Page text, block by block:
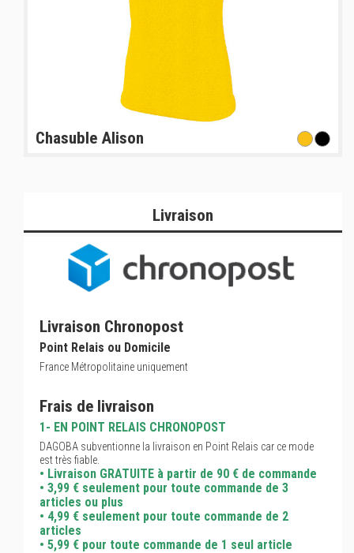
Chasuble Alison
Livraison
Livraison Chronopost
Point Relais ou Domicile
France Métropolitaine uniquement
Frais de livraison
1- EN POINT RELAIS CHRONOPOST
DAGOBA subventionne la livraison en Point Relais car ce mode
est très fiable.
• Livraison GRATUITE à partir de 90 € de commande
• 3,99 € seulement pour toute commande de 3
articles ou plus
• 4,99 € seulement pour toute commande de 2
articles
• 5,99 € pour toute commande de 1 seul article